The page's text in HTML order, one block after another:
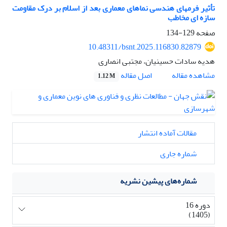
تأثیر فرمهای هندسی نماهای معماری بعد از اسلام بر درک مقاومت
سازه ای مخاطب
صفحه129-134
10.48311/bsnt.2025.116830.82879
هدیه سادات حسینیان، مجتبی انصاری
مشاهده مقاله
اصل مقاله 1.12 M
مقالات آماده انتشار
شماره جاری
شماره‌های پیشین نشریه
دوره 16
(1405)